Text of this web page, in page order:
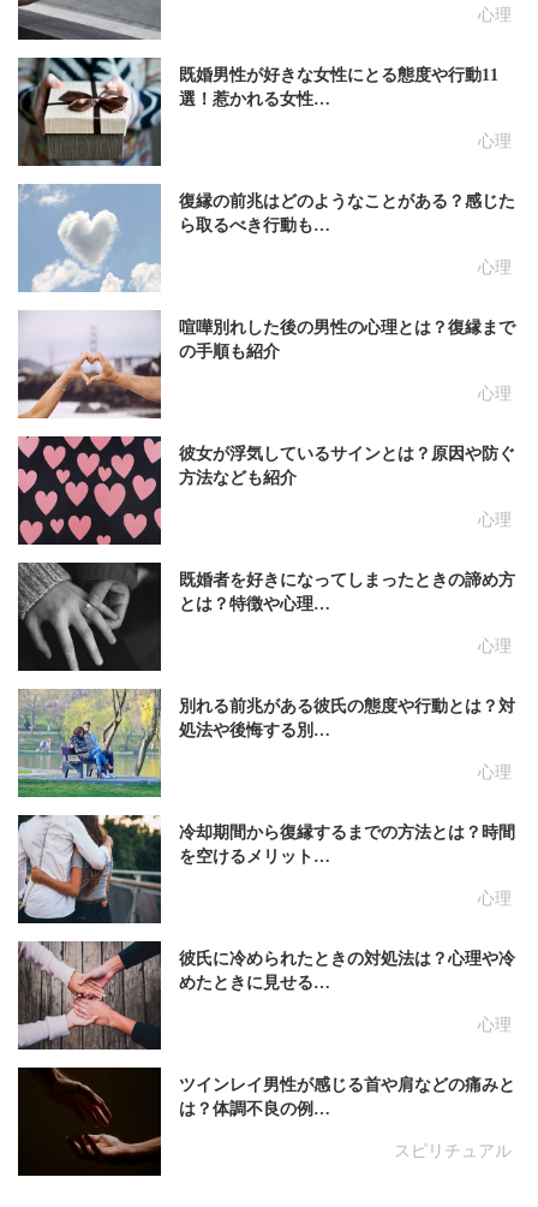
心理
心理
既婚男性が好きな女性にとる態度や行動11
選！惹かれる女性…
心理
復縁の前兆はどのようなことがある？感じた
ら取るべき行動も…
心理
喧嘩別れした後の男性の心理とは？復縁まで
の手順も紹介
心理
彼女が浮気しているサインとは？原因や防ぐ
方法なども紹介
心理
既婚者を好きになってしまったときの諦め方
とは？特徴や心理…
心理
別れる前兆がある彼氏の態度や行動とは？対
処法や後悔する別…
心理
冷却期間から復縁するまでの方法とは？時間
を空けるメリット…
心理
彼氏に冷められたときの対処法は？心理や冷
めたときに見せる…
スピリチュアル
ツインレイ男性が感じる首や肩などの痛みと
は？体調不良の例…